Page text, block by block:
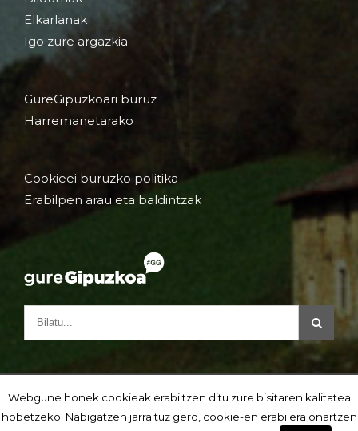
Elkarlanak
Igo zure argazkia
GureGipuzkoari buruz
Harremanetarako
Cookieei buruzko politika
Erabilpen arau eta baldintzak
Webgune honek cookieak erabiltzen ditu zure bisitaren kalitatea
hobetzeko. Nabigatzen jarraituz gero, cookie-en erabilera onartzen